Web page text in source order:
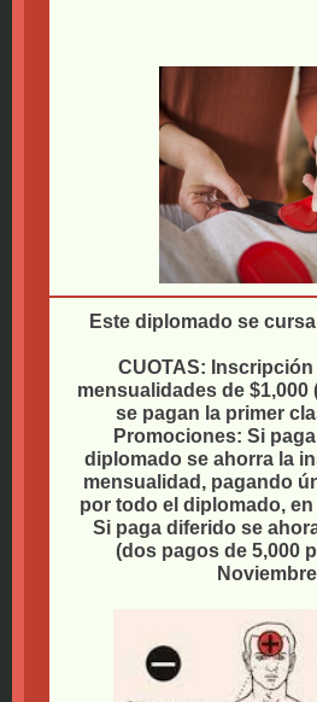
Este diplomado se
CUOTAS: Inscripción
mensualidades de
se pagan la primer
Promociones: Si
diplomado se ahorra la
mensualidad, pagando
por todo el diplomado, en
Si paga diferido se
(dos pagos de 5,000